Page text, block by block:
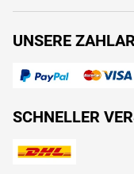
UNSERE
SCHNELLER